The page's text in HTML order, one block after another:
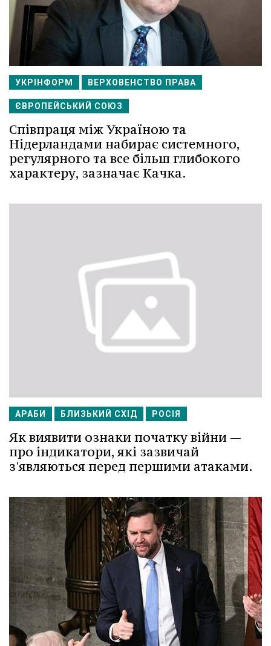
УКРІНФОРМ ВЕРХОВЕНСТВО ПРАВА
ЄВРОПЕЙСЬКИЙ СОЮЗ
Співпраця між Україною та
Нідерландами набирає системного,
регулярного та все більш глибокого
характеру, зазначає Качка.
АРАБИ БЛИЗЬКИЙ СХІД РОСІЯ
Як виявити ознаки початку війни —
про індикатори, які зазвичай
з'являються перед першими атаками.